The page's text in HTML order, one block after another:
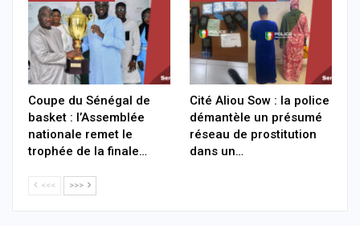
Coupe du Sénégal de
basket : l’Assemblée
nationale remet le
trophée de la finale…
Cité Aliou Sow : la police
démantèle un présumé
réseau de prostitution
dans un…
<<< >>>